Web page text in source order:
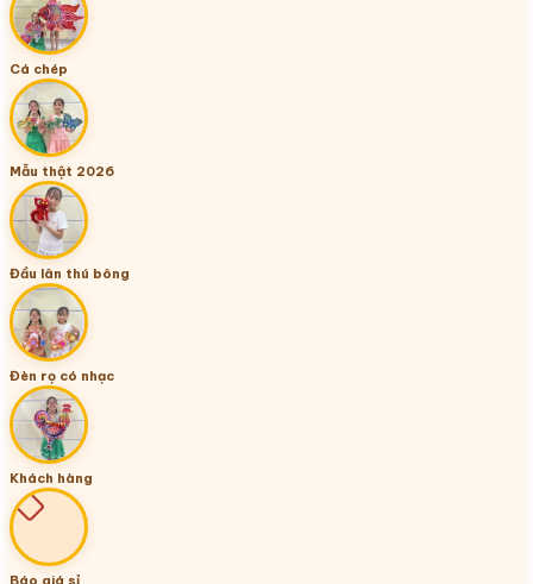
Cá chép
Mẫu thật 2026
Đầu lân thú bông
Đèn rọ có nhạc
Khách hàng
Báo giá sỉ